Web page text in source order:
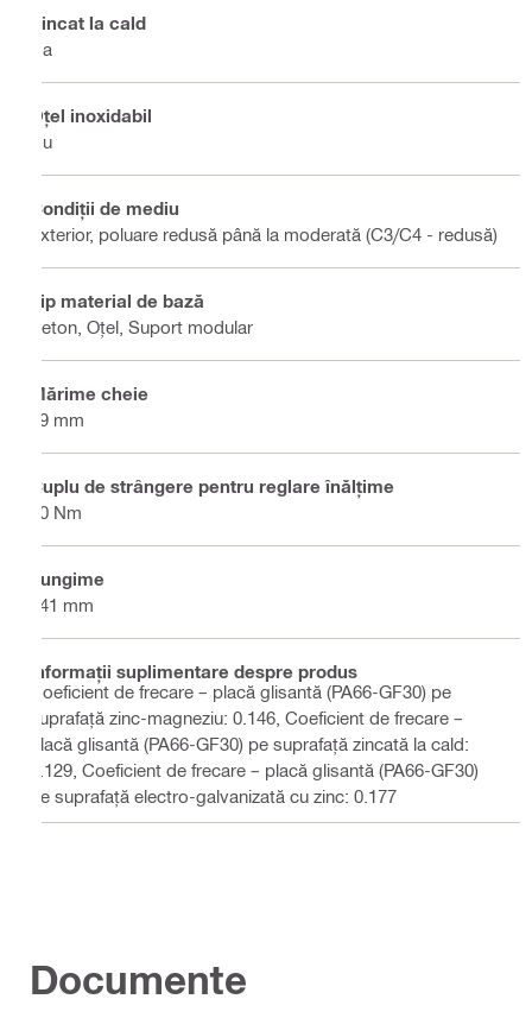
Zincat la cald
Da
Oțel inoxidabil
Nu
Condiţii de mediu
Exterior, poluare redusă până la moderată (C3/C4 - redusă)
Tip material de bază
Beton, Oţel, Suport modular
Mărime cheie
19 mm
Cuplu de strângere pentru reglare înălţime
50 Nm
Lungime
141 mm
Informaţii suplimentare despre produs
Coeficient de frecare – placă glisantă (PA66-GF30) pe
suprafață zinc-magneziu: 0.146, Coeficient de frecare –
placă glisantă (PA66-GF30) pe suprafață zincată la cald:
0.129, Coeficient de frecare – placă glisantă (PA66-GF30)
pe suprafață electro-galvanizată cu zinc: 0.177
Documente